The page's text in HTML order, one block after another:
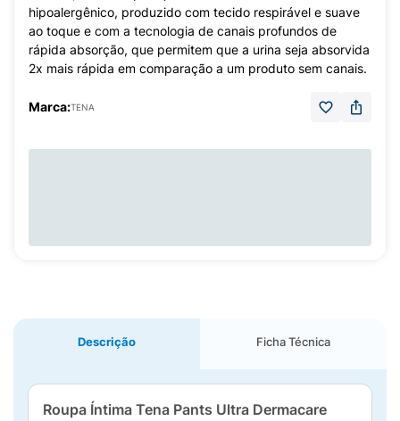
hipoalergênico, produzido com tecido respirável e suave
ao toque e com a tecnologia de canais profundos de
rápida absorção, que permitem que a urina seja absorvida
2x mais rápida em comparação a um produto sem canais.
Marca:TENA
Descrição Ficha Técnica
Roupa Íntima Tena Pants Ultra Dermacare